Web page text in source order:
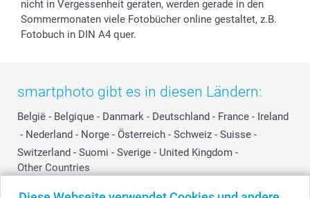
nicht in Vergessenheit geraten, werden gerade in den
Sommermonaten viele Fotobücher online gestaltet, z.B.
Fotobuch in DIN A4 quer.
smartphoto gibt es in diesen Ländern:
België - Belgique - Danmark - Deutschland - France - Ireland
- Nederland - Norge - Österreich - Schweiz - Suisse -
Switzerland - Suomi - Sverige - United Kingdom -
Other Countries